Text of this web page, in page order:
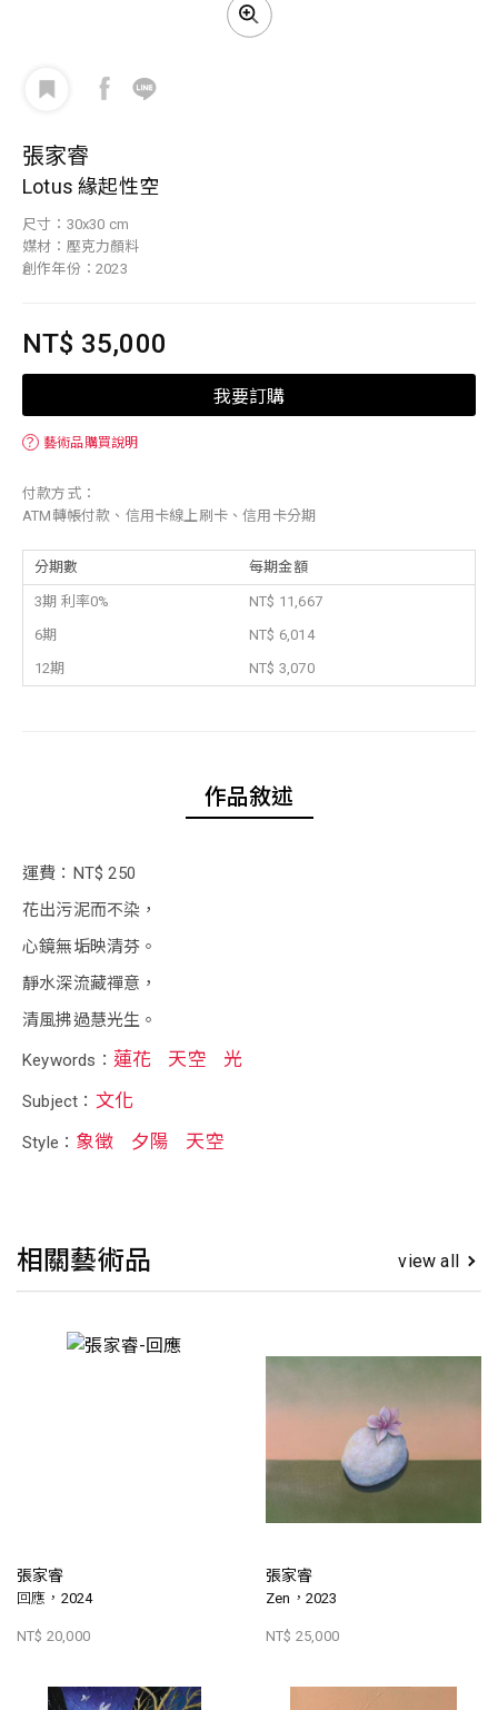
張家睿
Lotus 緣起性空
尺寸：30x30 cm
媒材：壓克力顏料
創作年份：2023
NT$ 35,000
我要訂購
？ 藝術品購買說明
付款方式：
ATM轉帳付款、信用卡線上刷卡、信用卡分期
分期數 每期金額
3期 利率0%
NT$ 11,667
6期
NT$ 6,014
12期
NT$ 3,070
作品敘述
運費：NT$ 250
花出污泥而不染，
心鏡無垢映清芬。
靜水深流藏禪意，
清風拂過慧光生。
Keywords： 蓮花 天空 光
Subject： 文化
Style： 象徵 夕陽 天空
相關藝術品 view all
張家睿
回應，2024
NT$ 20,000
張家睿
Zen，2023
NT$ 25,000